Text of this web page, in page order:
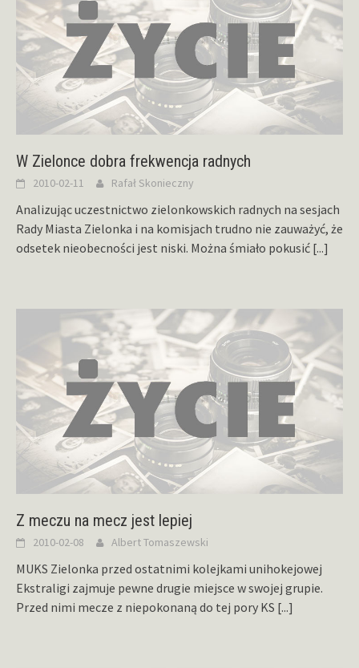
W Zielonce dobra frekwencja radnych
2010-02-11 Rafał Skonieczny
Analizując uczestnictwo zielonkowskich radnych na sesjach
Rady Miasta Zielonka i na komisjach trudno nie zauważyć, że
odsetek nieobecności jest niski. Można śmiało pokusić [...]
Z meczu na mecz jest lepiej
2010-02-08 Albert Tomaszewski
MUKS Zielonka przed ostatnimi kolejkami unihokejowej
Ekstraligi zajmuje pewne drugie miejsce w swojej grupie.
Przed nimi mecze z niepokonaną do tej pory KS [...]